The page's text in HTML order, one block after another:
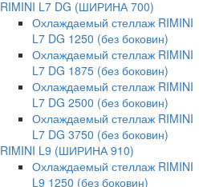
RIMINI L7 DG (ШИРИНА 700)
Охлаждаемый стеллаж RIMINI
L7 DG 1250 (без боковин)
Охлаждаемый стеллаж RIMINI
L7 DG 1875 (без боковин)
Охлаждаемый стеллаж RIMINI
L7 DG 2500 (без боковин)
Охлаждаемый стеллаж RIMINI
L7 DG 3750 (без боковин)
RIMINI L9 (ШИРИНА 910)
Охлаждаемый стеллаж RIMINI
L9 1250 (без боковин)